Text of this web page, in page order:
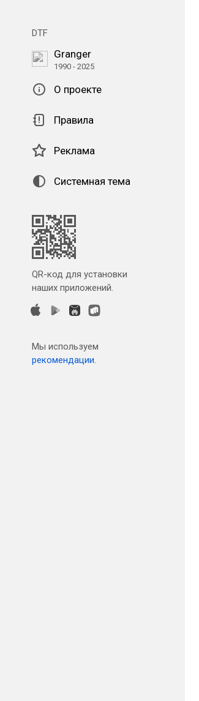
DTF
Granger
1990 - 2025
О проекте
Правила
Реклама
Системная тема
QR-код для установки
наших приложений.
Мы используем
рекомендации.